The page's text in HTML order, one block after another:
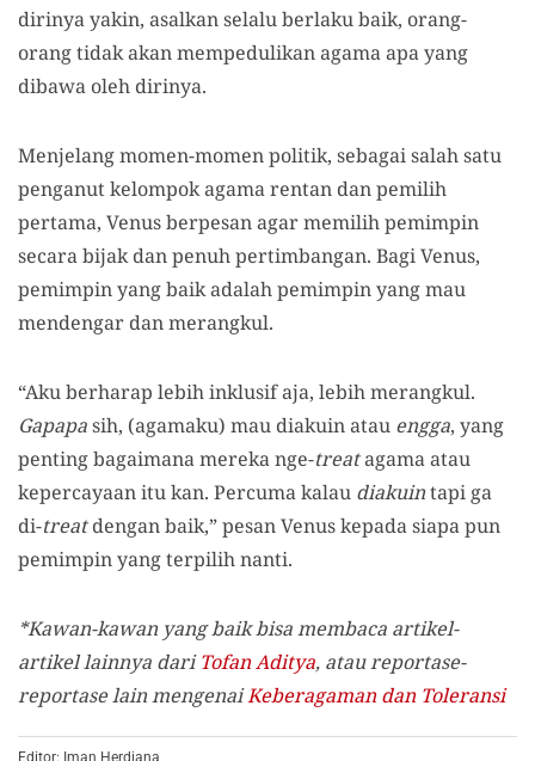
dirinya yakin, asalkan selalu berlaku baik, orang-
orang tidak akan mempedulikan agama apa yang
dibawa oleh dirinya.
Menjelang momen-momen politik, sebagai salah satu
penganut kelompok agama rentan dan pemilih
pertama, Venus berpesan agar memilih pemimpin
secara bijak dan penuh pertimbangan. Bagi Venus,
pemimpin yang baik adalah pemimpin yang mau
mendengar dan merangkul.
“Aku berharap lebih inklusif aja, lebih merangkul.
Gapapasih, (agamaku) mau diakuin atau engga, yang
penting bagaimana mereka nge-treatagama atau
kepercayaan itu kan. Percuma kalau diakuintapi ga
di-treatdengan baik,” pesan Venus kepada siapa pun
pemimpin yang terpilih nanti.
*Kawan-kawan yang baik bisa membaca artikel-
artikel lainnya dariTofan Aditya, atau reportase-
reportase lain mengenaiKeberagaman dan Toleransi
Editor: Iman Herdiana